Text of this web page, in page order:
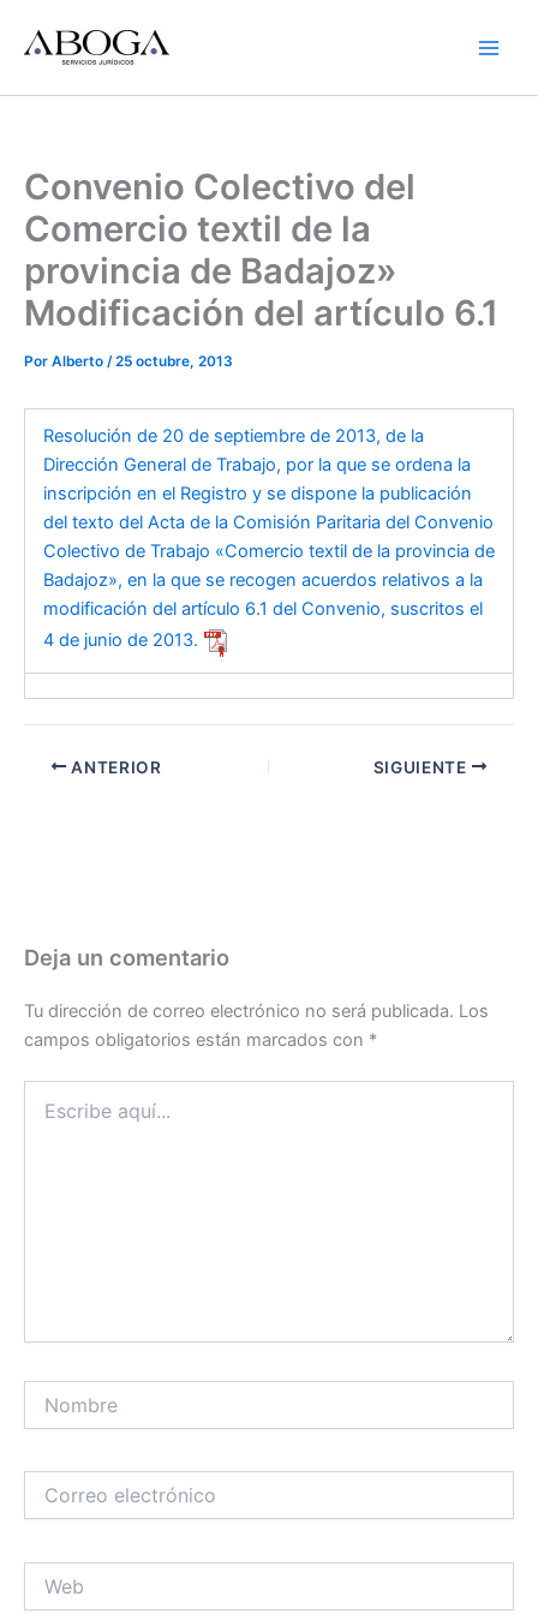
contenido
Convenio Colectivo del
Comercio textil de la
provincia de Badajoz»
Modificación del artículo 6.1
Por Alberto /25 octubre, 2013
Resolución de 20 de septiembre de 2013, de la
Dirección General de Trabajo, por la que se ordena la
inscripción en el Registro y se dispone la publicación
del texto del Acta de la Comisión Paritaria del Convenio
Colectivo de Trabajo «Comercio textil de la provincia de
Badajoz», en la que se recogen acuerdos relativos a la
modificación del artículo 6.1 del Convenio, suscritos el
4 de junio de 2013.
ANTERIOR SIGUIENTE
Deja un comentario
Tu dirección de correo electrónico no será publicada. Los
campos obligatorios están marcados con *
aquí...
electrónico